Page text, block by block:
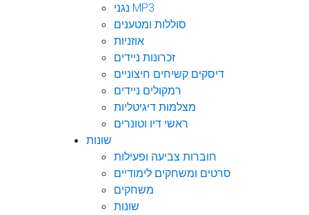
נגני MP3
סוללות ומטענים
אוזניות
זכרונות ניידים
דיסקים קשיחים חיצוניים
רמקולים ניידים
מצלמות דיגיטליות
ראשי דיו וטונרים
שונות
חוברות צביעה ופעילות
סרטים ומשחקים לימודיים
משחקים
שונות